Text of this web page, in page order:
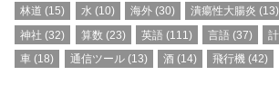
林道 (15) 水 (10) 海外(30) 潰瘍性大腸炎 (13)
神社 (32) 算数 (23) 英語 (111) 言語 (37)
車 (18) 通信ツール(13) 酒(14) 飛行機 (42)